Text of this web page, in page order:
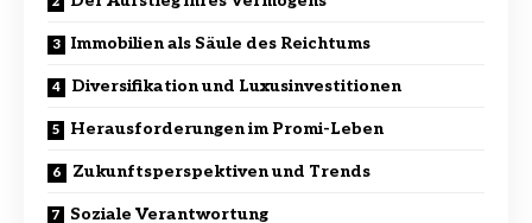
Immobilien als Säule des Reichtums
Diversifikation und Luxusinvestitionen
Herausforderungen im Promi-Leben
Zukunftsperspektiven und Trends
Soziale Verantwortung